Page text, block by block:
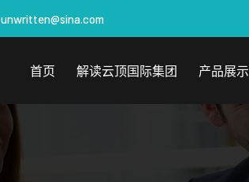
unwritten@sina.com
首页 解读云顶国际集团 产品展示